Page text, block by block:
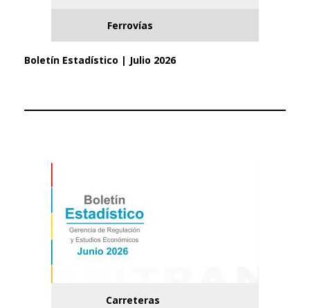
Ferrovías
Boletín Estadístico | Julio 2026
Carreteras